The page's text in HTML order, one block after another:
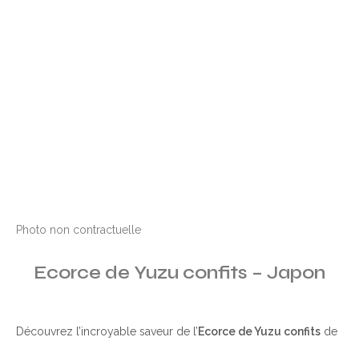
Photo non contractuelle
Ecorce de Yuzu confits – Japon
Découvrez l’incroyable saveur de l’Ecorce de Yuzu confits de